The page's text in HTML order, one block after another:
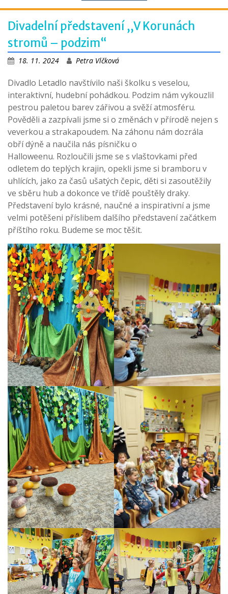
Divadelní představení ,,V Korunách
stromů – podzim“
18. 11. 2024 Petra Vlčková
Divadlo Letadlo navštívilo naši školku s veselou,
interaktivní, hudební pohádkou. Podzim nám vykouzlil
pestrou paletou barev zářivou a svěží atmosféru.
Pověděli a zazpívali jsme si o změnách v přírodě nejen s
veverkou a strakapoudem. Na záhonu nám dozrála
obří dýně a naučila nás písničku o
Halloweenu. Rozloučili jsme se s vlaštovkami před
odletem do teplých krajin, opekli jsme si bramboru v
uhlících, jako za časů ušatých čepic, děti si zasoutěžily
ve sběru hub a dokonce ve třídě pouštěly draky.
Představení bylo krásné, naučné a inspirativní a jsme
velmi potěšeni příslibem dalšího představení začátkem
příštího roku. Budeme se moc těšit.